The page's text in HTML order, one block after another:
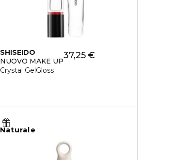
SHISEIDO
NUOVO MAKE UP
Crystal GelGloss
37,25 €
Naturale